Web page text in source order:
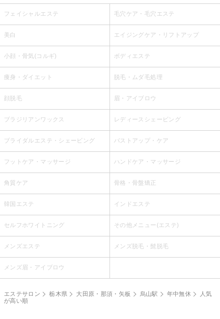
フェイシャルエステ 毛穴ケア・毛穴エステ
美白 エイジングケア・リフトアップ
小顔・骨気(コルギ) ボディエステ
痩身・ダイエット 脱毛・ムダ毛処理
顔脱毛 眉・アイブロウ
ブラジリアンワックス レディースシェービング
ブライダルエステ・シェービング バストアップ・ケア
フットケア・マッサージ ハンドケア・マッサージ
角質ケア 骨格・骨盤矯正
韓国エステ インドエステ
セルフホワイトニング その他メニュー(エステ)
メンズエステ メンズ脱毛・髭脱毛
メンズ眉・アイブロウ
エステサロン 栃木県 大田原・那須・矢板 烏山駅 年中無休
人気
が高い順